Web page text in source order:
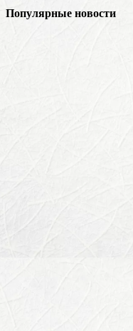
Популярные новости